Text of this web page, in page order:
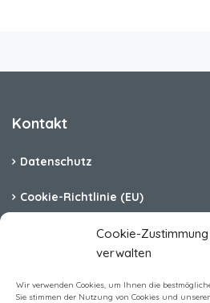
Cookie-Zustimmung
verwalten
Wir verwenden Cookies, um Ihnen die
Sie stimmen der Nutzung von Cookies und
Kontakt
Datenschutz
Cookie-Richtlinie (EU)
Barrierefreiheit